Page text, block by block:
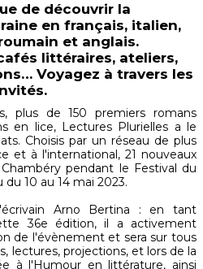
de découvrir la
en français, italien,
et anglais.
littéraires, ateliers,
Voyagez à travers les
plus de 150 premiers romans
en lice, Lectures Plurielles a le
Choisis par un réseau de plus
et à l'international, 21 nouveaux
pendant le Festival du
10 au 14 mai 2023.
Arno Bertina : en tant
36e édition, il a activement
de l'évènement et sera sur tous
lectures, projections, et lors de la
à l'Humour en littérature, ainsi